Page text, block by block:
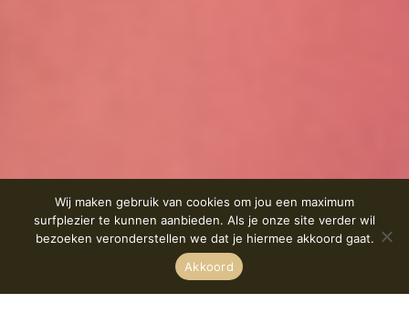
Wij maken gebruik van cookies om jou een maximum
surfplezier te kunnen aanbieden. Als je onze site verder wil
bezoeken veronderstellen we dat je hiermee akkoord gaat.
Akkoord